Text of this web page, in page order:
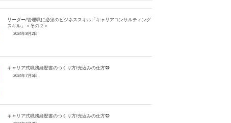
リーダー/管理職に必須のビジネススキル「キャリアコンサルティング
スキル」＜その２＞
2024年8月2日
キャリア式職務経歴書のつくり方/売込みの仕方㉕
2024年7月5日
キャリア式職務経歴書のつくり方/売込みの仕方㉒